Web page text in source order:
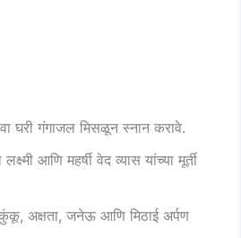
घरी गंगाजल मिसळून स्नान करावे.
आणि महर्षी वेद व्यास यांच्या मूर्ती
अक्षता, जनेऊ आणि मिठाई अर्पण